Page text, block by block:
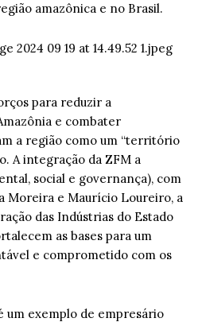
amazônica e no Brasil.
para reduzir a
e combater
a região como um “território
A integração da ZFM a
social e governança), com
Moreira e Maurício Loureiro, a
das Indústrias do Estado
as bases para um
e comprometido com os
um exemplo de empresário